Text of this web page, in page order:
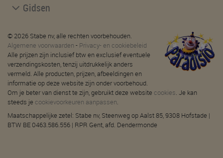
Gidsen
© 2026 Stabe nv, alle rechten voorbehouden.
Algemene voorwaarden - Privacy- en cookiebeleid
Alle prijzen zijn inclusief btw en exclusief eventuele
verzendingskosten, tenzij uitdrukkelijk anders
vermeld. Alle producten, prijzen, afbeeldingen en
informatie op deze website zijn onder voorbehoud.
Om je beter van dienst te zijn, gebruikt deze website cookies. Je kan
steeds je cookievoorkeuren aanpassen.
Maatschappelijke zetel: Stabe nv, Steenweg op Aalst 85, 9308 Hofstade |
BTW BE 0463.586.556 | RPR Gent, afd. Dendermonde